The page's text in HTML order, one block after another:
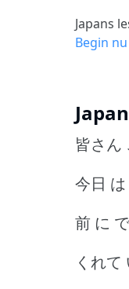
Japans
Begin
皆さん
今日
前 に
くれ